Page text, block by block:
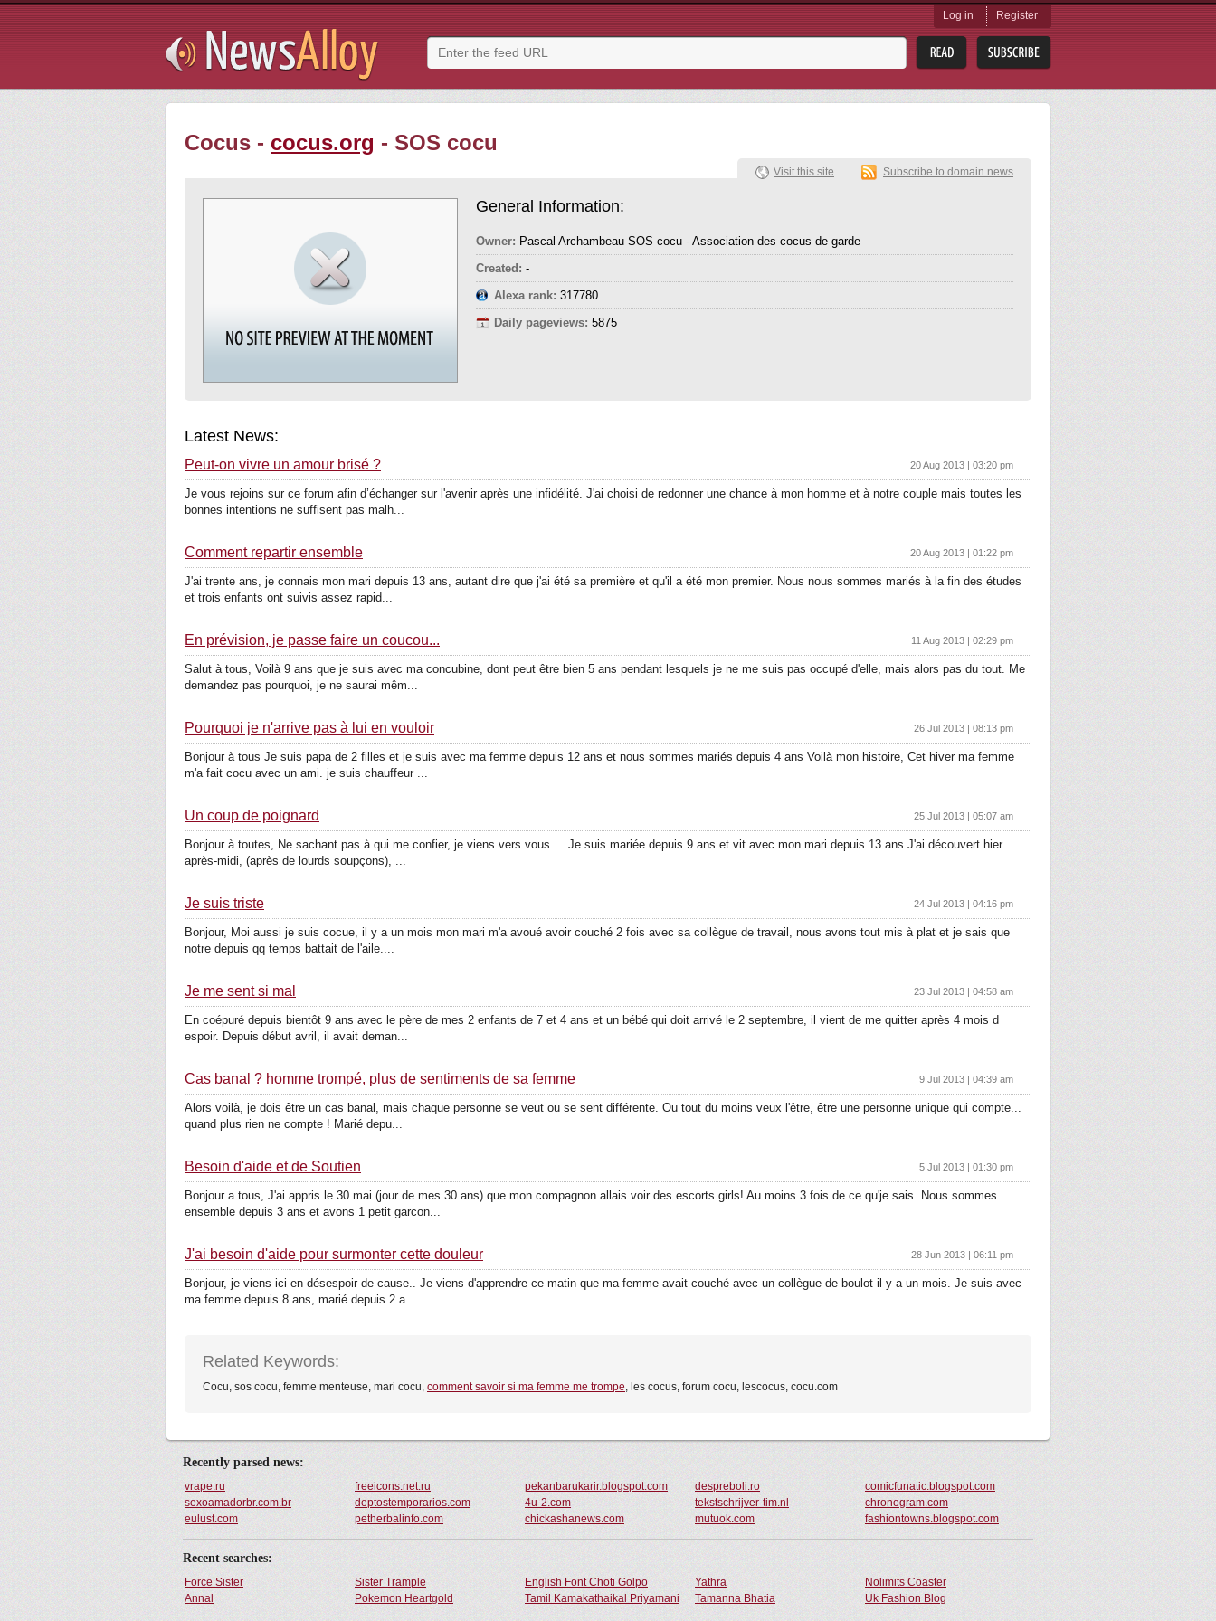
Log in Register
Cocus - cocus.org - SOS cocu
General Information:
Owner: Pascal Archambeau SOS cocu - Association des cocus de garde
Created: -
Alexa rank: 317780
Daily pageviews: 5875
Visit this site Subscribe to domain news
Latest News:
Peut-on vivre un amour brisé ? 20 Aug 2013 | 03:20 pm
Je vous rejoins sur ce forum afin d’échanger sur l'avenir après une infidélité. J'ai choisi de redonner une chance à mon homme et à notre couple mais toutes les
bonnes intentions ne suffisent pas malh...
Comment repartir ensemble 20 Aug 2013 | 01:22 pm
J'ai trente ans, je connais mon mari depuis 13 ans, autant dire que j'ai été sa première et qu'il a été mon premier. Nous nous sommes mariés à la fin des études
et trois enfants ont suivis assez rapid...
En prévision, je passe faire un coucou... 11 Aug 2013 | 02:29 pm
Salut à tous, Voilà 9 ans que je suis avec ma concubine, dont peut être bien 5 ans pendant lesquels je ne me suis pas occupé d'elle, mais alors pas du tout. Me
demandez pas pourquoi, je ne saurai mêm...
Pourquoi je n'arrive pas à lui en vouloir 26 Jul 2013 | 08:13 pm
Bonjour à tous Je suis papa de 2 filles et je suis avec ma femme depuis 12 ans et nous sommes mariés depuis 4 ans Voilà mon histoire, Cet hiver ma femme
m'a fait cocu avec un ami. je suis chauffeur ...
Un coup de poignard 25 Jul 2013 | 05:07 am
Bonjour à toutes, Ne sachant pas à qui me confier, je viens vers vous.... Je suis mariée depuis 9 ans et vit avec mon mari depuis 13 ans J'ai découvert hier
après-midi, (après de lourds soupçons), ...
Je suis triste 24 Jul 2013 | 04:16 pm
Bonjour, Moi aussi je suis cocue, il y a un mois mon mari m'a avoué avoir couché 2 fois avec sa collègue de travail, nous avons tout mis à plat et je sais que
notre depuis qq temps battait de l'aile....
Je me sent si mal 23 Jul 2013 | 04:58 am
En coépuré depuis bientôt 9 ans avec le père de mes 2 enfants de 7 et 4 ans et un bébé qui doit arrivé le 2 septembre, il vient de me quitter après 4 mois d
espoir. Depuis début avril, il avait deman...
Cas banal ? homme trompé, plus de sentiments de sa femme 9 Jul 2013 | 04:39 am
Alors voilà, je dois être un cas banal, mais chaque personne se veut ou se sent différente. Ou tout du moins veux l'être, être une personne unique qui compte...
quand plus rien ne compte ! Marié depu...
Besoin d'aide et de Soutien 5 Jul 2013 | 01:30 pm
Bonjour a tous, J'ai appris le 30 mai (jour de mes 30 ans) que mon compagnon allais voir des escorts girls! Au moins 3 fois de ce qu'je sais. Nous sommes
ensemble depuis 3 ans et avons 1 petit garcon...
J'ai besoin d'aide pour surmonter cette douleur 28 Jun 2013 | 06:11 pm
Bonjour, je viens ici en désespoir de cause.. Je viens d'apprendre ce matin que ma femme avait couché avec un collègue de boulot il y a un mois. Je suis avec
ma femme depuis 8 ans, marié depuis 2 a...
Related Keywords:
Cocu, sos cocu, femme menteuse, mari cocu, comment savoir si ma femme me trompe, les cocus, forum cocu, lescocus, cocu.com
Recently parsed news:
vrape.ru freeicons.net.ru pekanbarukarir.blogspot.com despreboli.ro
comicfunatic.blogspot.com
sexoamadorbr.com.br
deptostemporarios.com 4u-2.com tekstschrijver-tim.nl
chronogram.com
eulust.com
petherbalinfo.com chickashanews.com mutuok.com fashiontowns.blogspot.com
Recent searches:
Force Sister Sister Trample English Font Choti Golpo Yathra
Nolimits Coaster
Annal
Pokemon Heartgold Tamil Kamakathaikal Priyamani Tamanna Bhatia Uk Fashion Blog